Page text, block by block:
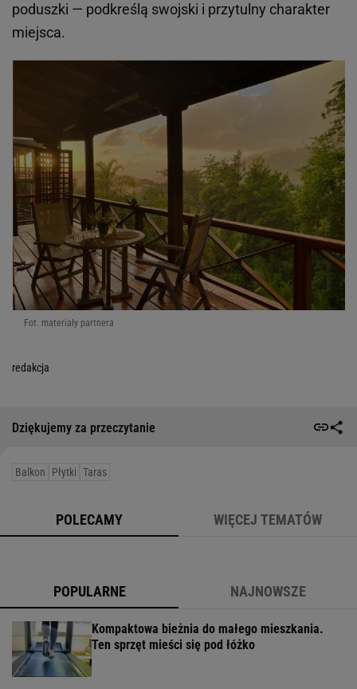
poduszki — podkreślą swojski i przytulny charakter
miejsca.
Fot. materiały partnera
redakcja
Dziękujemy za przeczytanie
Balkon Płytki Taras
POLECAMY WIĘCEJ TEMATÓW
POPULARNE NAJNOWSZE
Kompaktowa bieżnia do małego mieszkania.
Ten sprzęt mieści się pod łóżko